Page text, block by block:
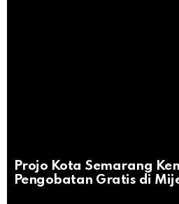
Projo Kota Semarang
Pengobatan Gratis di